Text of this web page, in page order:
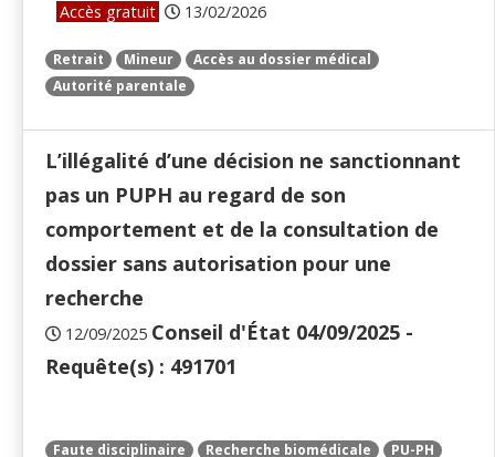
Accès gratuit 13/02/2026
Retrait Mineur
Accès au dossier médical
Autorité parentale
L’illégalité d’une décision ne sanctionnant
pas un PUPH au regard de son
comportement et de la consultation de
dossier sans autorisation pour une
recherche
12/09/2025 Conseil d'État 04/09/2025 -
Requête(s) : 491701
Faute disciplinaire Recherche biomédicale
PU-PH